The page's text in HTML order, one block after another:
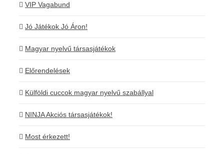
VIP Vagabund
Jó Játékok Jó Áron!
Magyar nyelvű társasjátékok
Előrendelések
Külföldi cuccok magyar nyelvű szabállyal
NINJA Akciós társasjátékok!
Most érkezett!